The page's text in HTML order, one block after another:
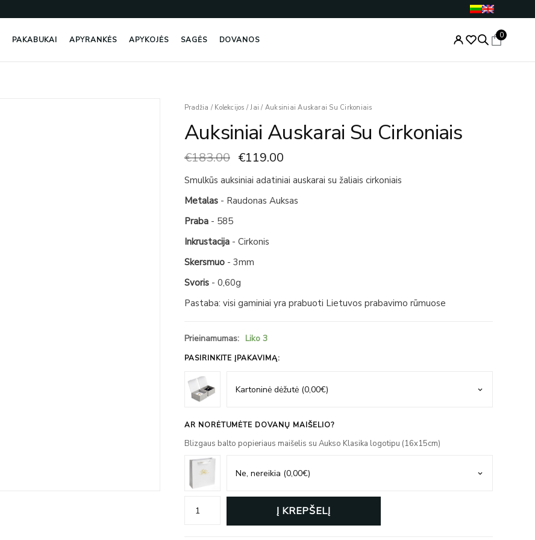
PAKABUKAI APYRANKĖS APYKOJĖS SAGĖS DOVANOS 0
Pradžia / Kolekcijos / Jai /Auksiniai Auskarai Su Cirkoniais
Auksiniai Auskarai Su Cirkoniais
€183.00
Original
was:
€119.00
Current
is:
Smulkūs auksiniai adatiniai auskarai su žaliais cirkoniais
Metalas- Raudonas Auksas
Praba- 585
Inkrustacija- Cirkonis
Skersmuo- 3mm
Svoris- 0,60g
Pastaba: visi gaminiai yra prabuoti Lietuvos prabavimo rūmuose
Prieinamumas: Liko 3
PASIRINKITE ĮPAKAVIMĄ:
AR NORĖTUMĖTE DOVANŲ MAIŠELIO?
Blizgaus balto popieriaus maišelis su Aukso Klasika logotipu (16x15cm)
produkto
Auksiniai
Su
Cirkoniais
Į KREPŠELĮ